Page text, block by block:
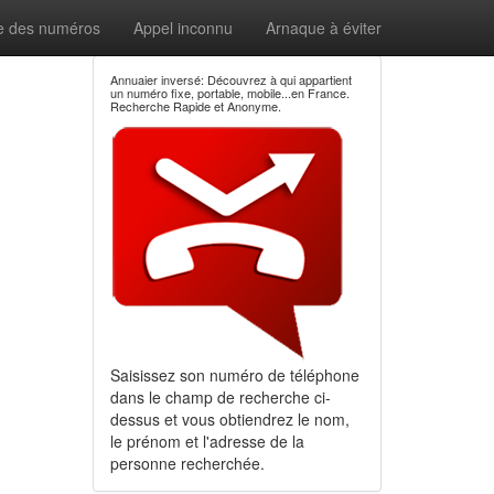
des numéros Appel inconnu Arnaque à éviter
Annuaier inversé: Découvrez à qui appartient
un numéro fixe, portable, mobile...en France.
Recherche Rapide et Anonyme.
Saisissez son numéro de téléphone
dans le champ de recherche ci-
dessus et vous obtiendrez le nom,
le prénom et l'adresse de la
personne recherchée.